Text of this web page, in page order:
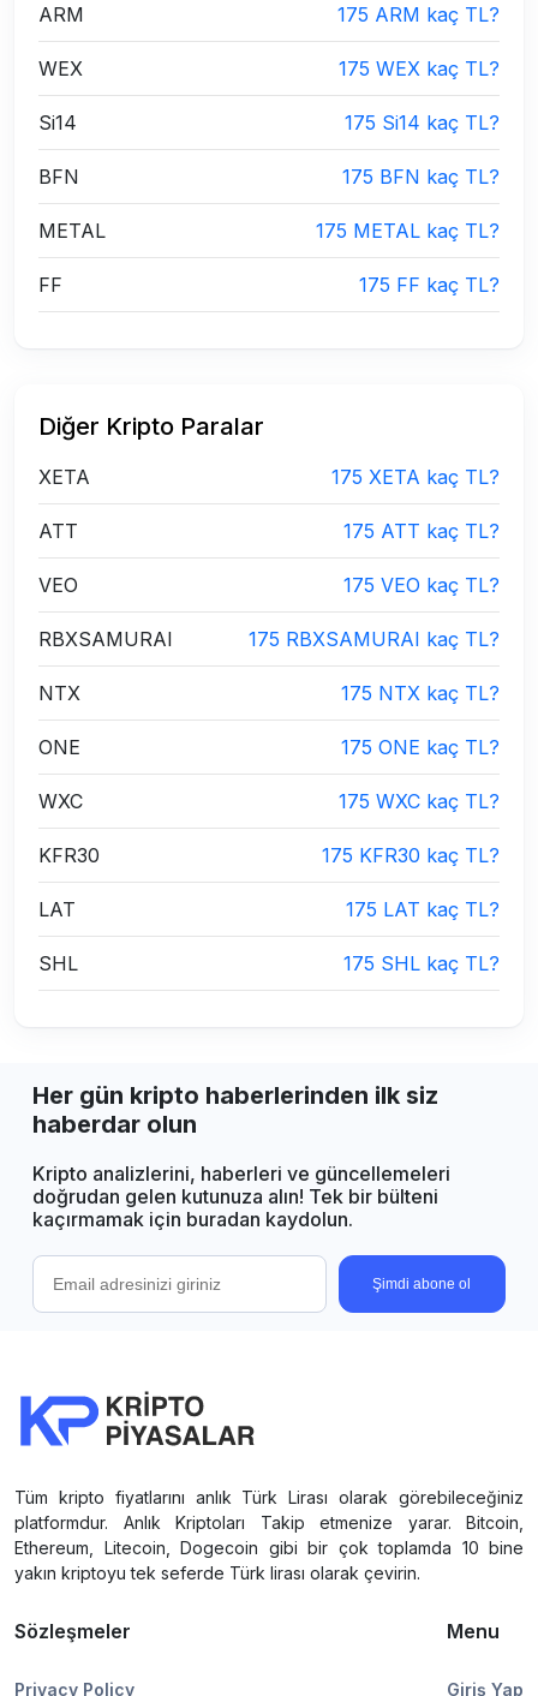
ARM 175 ARM kaç TL?
WEX 175 WEX kaç TL?
Si14 175 Si14 kaç TL?
BFN 175 BFN kaç TL?
METAL 175 METAL kaç TL?
FF 175 FF kaç TL?
Diğer Kripto Paralar
XETA 175 XETA kaç TL?
ATT 175 ATT kaç TL?
VEO 175 VEO kaç TL?
RBXSAMURAI 175 RBXSAMURAI kaç TL?
NTX 175 NTX kaç TL?
ONE 175 ONE kaç TL?
WXC 175 WXC kaç TL?
KFR30 175 KFR30 kaç TL?
LAT 175 LAT kaç TL?
SHL 175 SHL kaç TL?
Her gün kripto haberlerinden ilk siz
haberdar olun
Kripto analizlerini, haberleri ve güncellemeleri
doğrudan gelen kutunuza alın! Tek bir bülteni
kaçırmamak için buradan kaydolun.
Şimdi abone ol
Tüm kripto fiyatlarını anlık Türk Lirası olarak görebileceğiniz
platformdur. Anlık Kriptoları Takip etmenize yarar. Bitcoin,
Ethereum, Litecoin, Dogecoin gibi bir çok toplamda 10 bine
yakın kriptoyu tek seferde Türk lirası olarak çevirin.
Sözleşmeler
Privacy Policy
Menu
Giriş Yap